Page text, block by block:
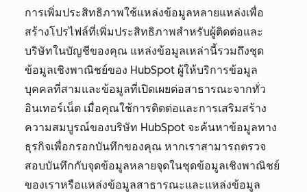
การเพิ่มประสิทธิภาพใช้แหล่งข้อมูลหลายแหล่งเพื่อ
สร้างโปรไฟล์ที่เพิ่มประสิทธิภาพสำหรับผู้ติดต่อและ
บริษัทในบัญชีของคุณ แหล่งข้อมูลเหล่านี้รวมถึงชุด
ข้อมูลเชิงพาณิชย์ของ HubSpot ผู้ให้บริการข้อมูล
บุคคลที่สามและข้อมูลที่เปิดเผยต่อสาธารณะจากทั่ว
อินเทอร์เน็ต เมื่อคุณใช้การติดต่อและการเสริมสร้าง
ความสมบูรณ์ของบริษัท HubSpot จะค้นหาข้อมูลทาง
ธุรกิจเพื่อกรอกบันทึกของคุณ หากเราสามารถตรวจ
สอบบันทึกกับจุดข้อมูลหลายจุดในชุดข้อมูลเชิงพาณิชย์
ของเราหรือแหล่งข้อมูลสาธารณะและแหล่งข้อมูล